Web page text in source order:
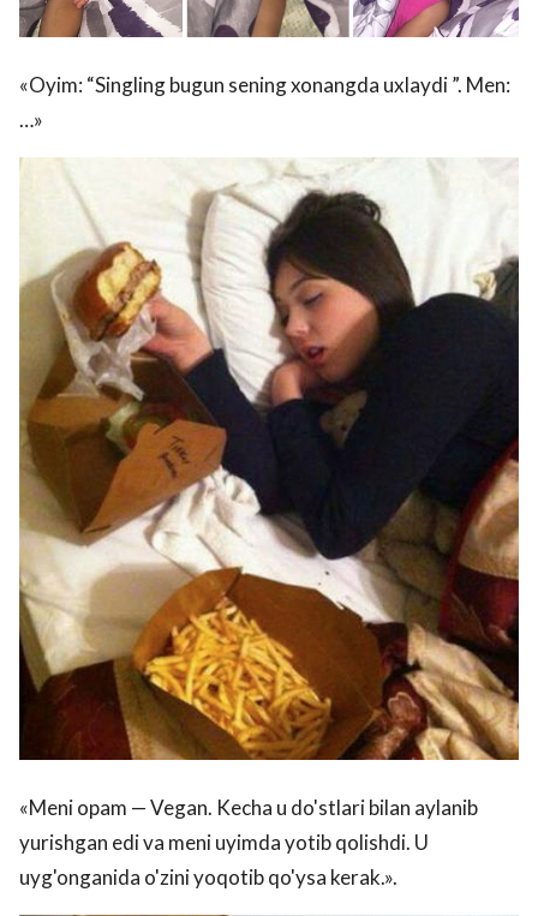
«Oyim: “Singling bugun sening xonangda uxlaydi ”. Men:
…»
«Meni opam — Vegan. Kecha u do'stlari bilan aylanib
yurishgan edi va meni uyimda yotib qolishdi. U
uyg'onganida o'zini yoqotib qo'ysa kerak.».